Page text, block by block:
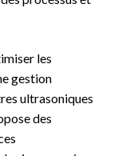
les
gestion
ultrasoniques
des